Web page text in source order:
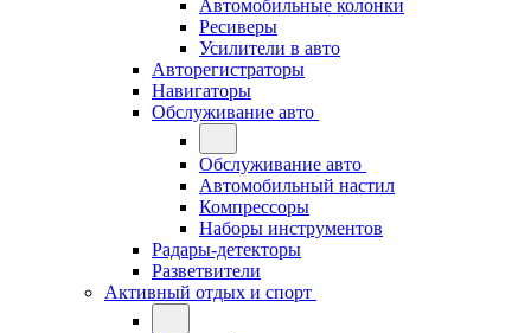
Автомобильные колонки
Ресиверы
Усилители в авто
Авторегистраторы
Навигаторы
Обслуживание авто
Обслуживание авто
Автомобильный настил
Компрессоры
Наборы инструментов
Радары-детекторы
Разветвители
Активный отдых и спорт